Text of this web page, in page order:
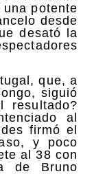
potente
desde
desató la
que, a
siguió
resultado?
al
firmó el
y poco
al 38 con
de Bruno